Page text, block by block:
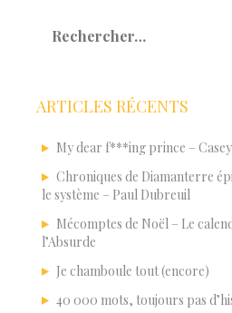
ARTICLES RÉCENTS
My dear f***ing prince –
Chroniques de Diamanterre
le système – Paul Dubreuil
Mécomptes de Noël – Le
l’Absurde
Je chamboule tout (encore)
40 000 mots, toujours pas